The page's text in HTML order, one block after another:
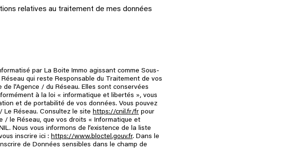
relatives au traitement de mes données
par La Boite Immo agissant comme Sous-
qui reste Responsable du Traitement de vos
l'Agence / du Réseau. Elles sont conservées
à la loi « informatique et libertés », vous
et de portabilité de vos données. Vous pouvez
Réseau. Consultez le site https://cnil.fr/fr pour
/ le Réseau, que vos droits « Informatique et
Nous vous informons de l’existence de la liste
inscrire ici : https://www.bloctel.gouv.fr. Dans le
de Données sensibles dans le champ de